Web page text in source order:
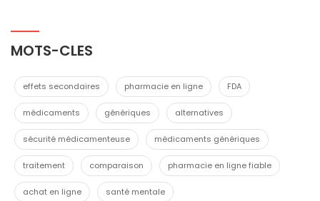
MOTS-CLES
effets secondaires pharmacie en ligne FDA
médicaments génériques alternatives
sécurité médicamenteuse médicaments génériques
traitement comparaison pharmacie en ligne fiable
achat en ligne santé mentale